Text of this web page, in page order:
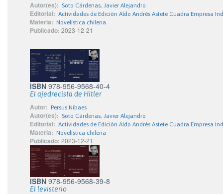
Autor(es): Soto Cárdenas, Javier Alejandro
Editorial: Actividades de Edición Aldo Andrés Astete Cuadra Empresa
Materia: Novelística chilena
Publicado: 2023-12-21
ISBN 978-956-9568-40-4
El ajedrecista de Hitler
Autor: Persus Nibaes
Autor(es): Soto Cárdenas, Javier Alejandro
Editorial: Actividades de Edición Aldo Andrés Astete Cuadra Empresa
Materia: Novelística chilena
Publicado: 2023-12-21
ISBN 978-956-9568-39-8
El levisterio